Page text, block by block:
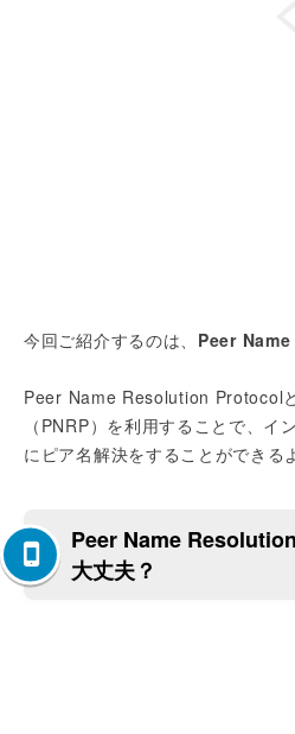
今回ご紹介するのは、 Peer
Peer Name Resolution Protocol
（PNRP）を利用することで、
にピア名解決をすることができる
Peer Name
大丈夫？